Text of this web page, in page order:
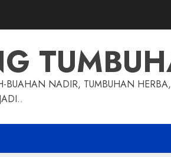
NADIR, TUMBUHAN